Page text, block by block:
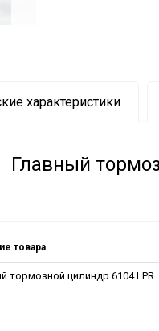
характеристики
Главный
товара
тормозной цилиндр 6104 LPR